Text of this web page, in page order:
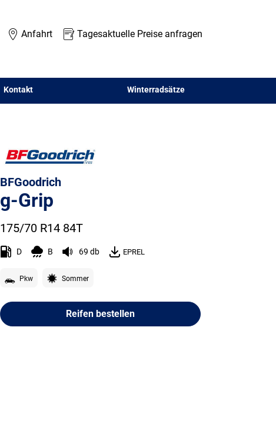
Anfahrt Tagesaktuelle Preise anfragen
Kontakt Winterradsätze
BFGoodrich
g-Grip
175/70 R14 84T
D B 69 db EPREL
Pkw Sommer
Reifen bestellen